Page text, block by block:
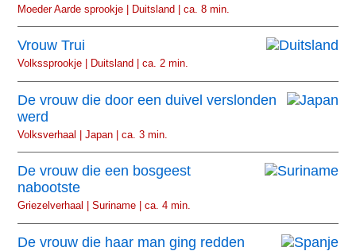
Moeder Aarde sprookje | Duitsland | ca. 8 min.
Vrouw Trui
Volkssprookje | Duitsland | ca. 2 min.
De vrouw die door een duivel verslonden
werd
Volksverhaal | Japan | ca. 3 min.
De vrouw die een bosgeest
nabootste
Griezelverhaal | Suriname | ca. 4 min.
De vrouw die haar man ging redden